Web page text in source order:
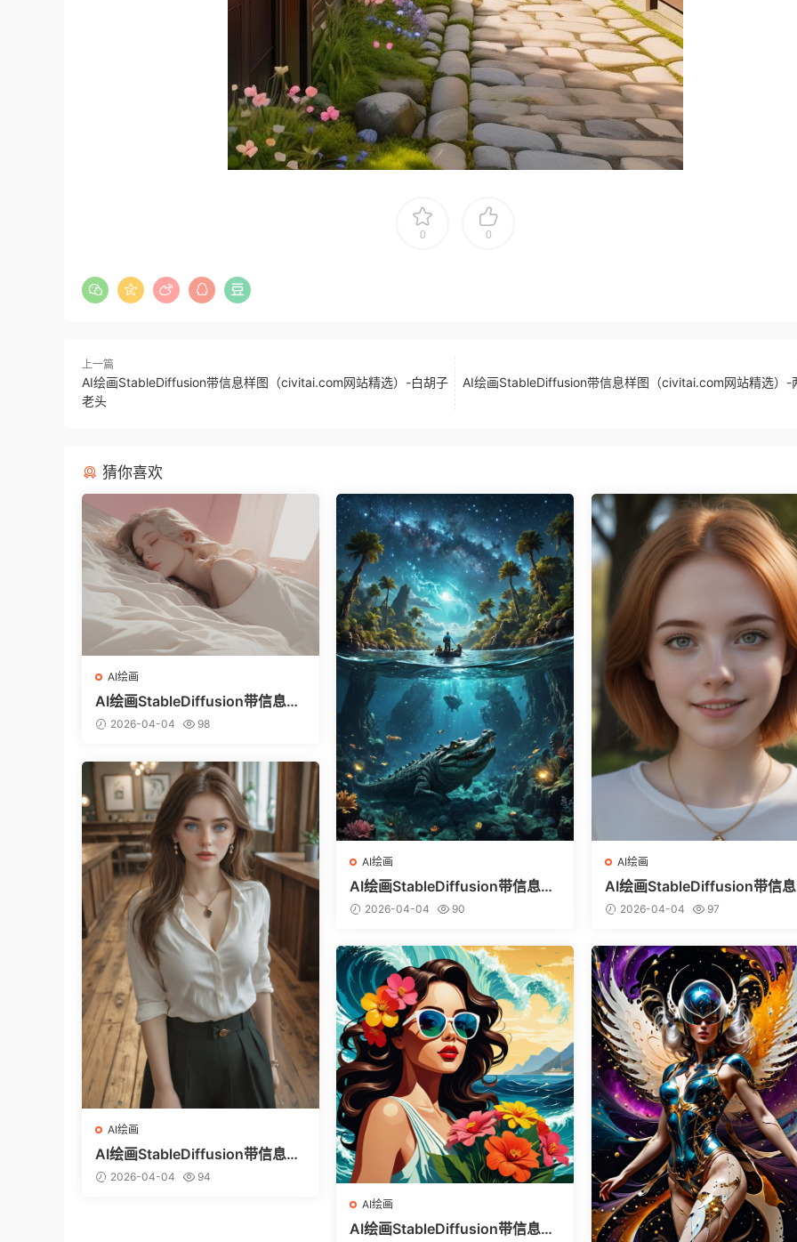
0 0
上一篇
AI绘画StableDiffusion带信息样图（civitai.com网站精选）-白胡子
老头
AI绘画StableDiffusion带信息样图（civitai.com网站精选）-
猜你喜欢
AI绘画
AI绘画StableDiffusion带信息样
图（civitai.com网站精选）-躺在
2026-04-04 98
AI绘画
AI绘画StableDiffusion带信息样
图（civitai.com网站精选）-巨鳄
2026-04-04 90
AI绘画
AI绘画StableDiffusion带信息
图（civitai.com网站精选）-金
2026-04-04 97
AI绘画
AI绘画StableDiffusion带信息样
图（civitai.com网站精选）-白衬
2026-04-04 94
AI绘画
AI绘画StableDiffusion带信息样